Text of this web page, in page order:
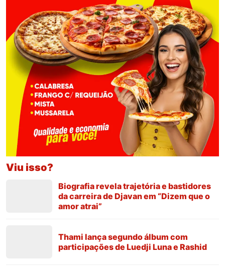
Viu isso?
Biografia revela trajetória e bastidores
da carreira de Djavan em “Dizem que o
amor atrai”
Thami lança segundo álbum com
participações de Luedji Luna e Rashid